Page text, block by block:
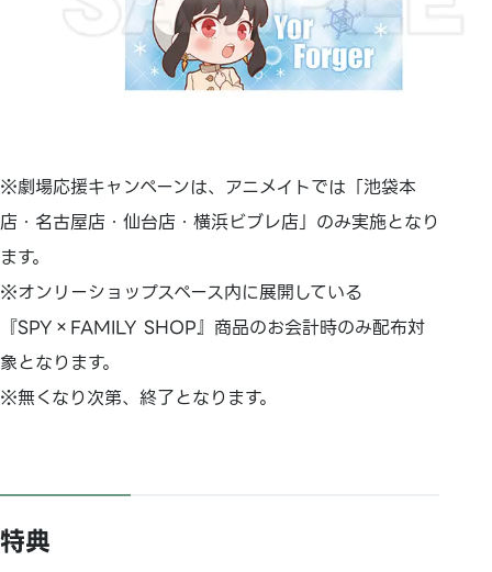
※劇場応援キャンペーンは、アニメイトでは「池袋本
店・名古屋店・仙台店・横浜ビブレ店」のみ実施となり
ます。
※オンリーショップスペース内に展開している
『SPY×FAMILY SHOP』商品のお会計時のみ配布対
象となります。
※無くなり次第、終了となります。
特典